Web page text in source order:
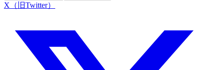
X（旧Twitter）